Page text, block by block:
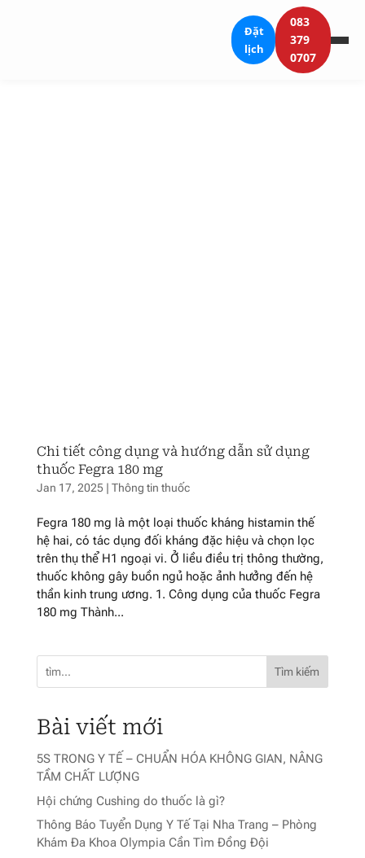
Đặt
lịch
083
379
0707
Chi tiết công dụng và hướng dẫn sử dụng
thuốc Fegra 180 mg
Jan 17, 2025| Thông tin thuốc
Fegra 180 mg là một loại thuốc kháng histamin thế
hệ hai, có tác dụng đối kháng đặc hiệu và chọn lọc
trên thụ thể H1 ngoại vi. Ở liều điều trị thông thường,
thuốc không gây buồn ngủ hoặc ảnh hưởng đến hệ
thần kinh trung ương. 1. Công dụng của thuốc Fegra
180 mg Thành...
Tìm kiếm
Bài viết mới
5S TRONG Y TẾ – CHUẨN HÓA KHÔNG GIAN, NÂNG
TẦM CHẤT LƯỢNG
Hội chứng Cushing do thuốc là gì?
Thông Báo Tuyển Dụng Y Tế Tại Nha Trang – Phòng
Khám Đa Khoa Olympia Cần Tìm Đồng Đội